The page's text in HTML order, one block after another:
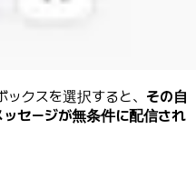
クスを選択すると、 その自
セージが無条件に配信され